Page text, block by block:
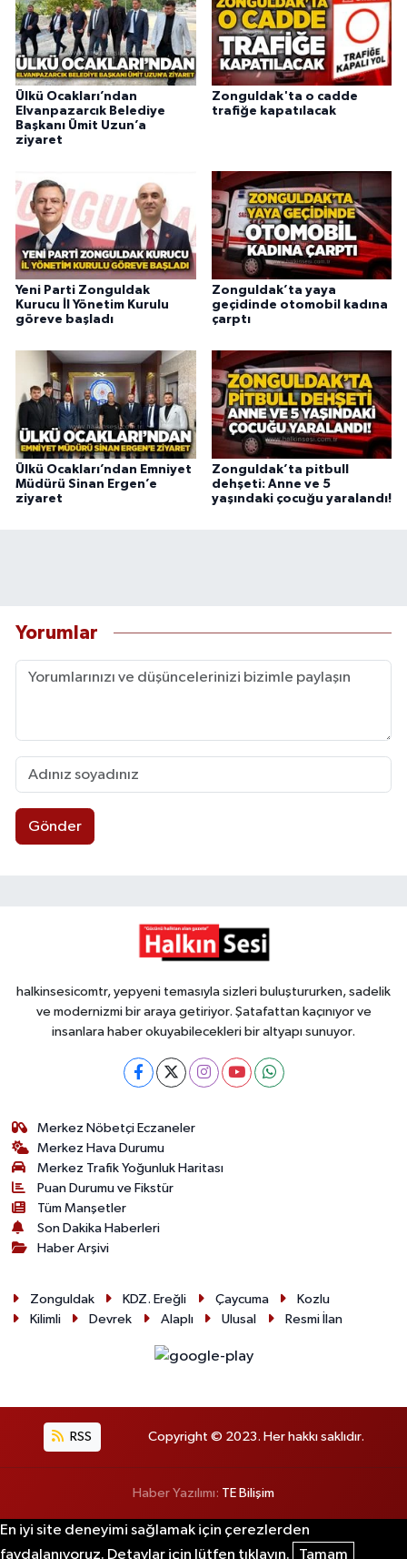
Ülkü Ocakları’ndan
Elvanpazarcık Belediye
Başkanı Ümit Uzun’a
ziyaret
Zonguldak'ta o cadde
trafiğe kapatılacak
Yeni Parti Zonguldak
Kurucu İl Yönetim Kurulu
göreve başladı
Zonguldak’ta yaya
geçidinde otomobil kadına
çarptı
Ülkü Ocakları’ndan Emniyet
Müdürü Sinan Ergen’e
ziyaret
Zonguldak’ta pitbull
dehşeti: Anne ve 5
yaşındaki çocuğu yaralandı!
Yorumlar
Gönder
halkinsesicomtr, yepyeni temasıyla sizleri buluştururken, sadelik
ve modernizmi bir araya getiriyor. Şatafattan kaçınıyor ve
insanlara haber okuyabilecekleri bir altyapı sunuyor.
Merkez Nöbetçi Eczaneler
Merkez Hava Durumu
Merkez Trafik Yoğunluk Haritası
Puan Durumu ve Fikstür
Tüm Manşetler
Son Dakika Haberleri
Haber Arşivi
Zonguldak KDZ. Ereğli Çaycuma
Kozlu
Kilimli
Devrek Alaplı Ulusal Resmi İlan
RSS Copyright © 2023. Her hakkı saklıdır.
Haber Yazılımı: TE Bilişim
En iyi site deneyimi sağlamak için çerezlerden
faydalanıyoruz. Detaylar için lütfen tıklayın.
Tamam